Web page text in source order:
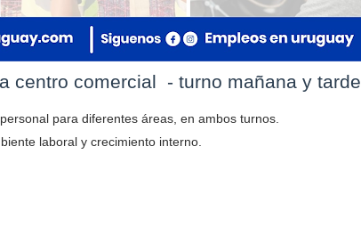
centro comercial - turno mañana y tarde
para diferentes áreas, en ambos turnos.
laboral y crecimiento interno.